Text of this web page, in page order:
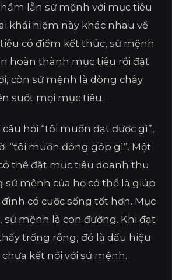
lẫn sứ mệnh với mục tiêu
khái niệm này khác nhau về
có điểm kết thúc, sứ mệnh
hoàn thành mục tiêu rồi đặt
còn sứ mệnh là dòng chảy
suốt mọi mục tiêu.
hỏi “tôi muốn đạt được gì”,
“tôi muốn đóng góp gì”. Một
thể đặt mục tiêu doanh thu
sứ mệnh của họ có thể là giúp
có cuộc sống tốt hơn. Mục
sứ mệnh là con đường. Khi đạt
trống rỗng, đó là dấu hiệu
kết nối với sứ mệnh.